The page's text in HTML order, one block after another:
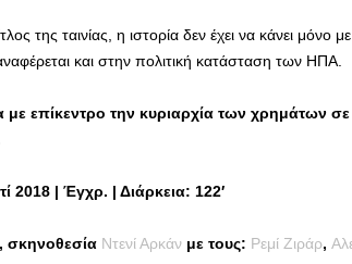
της ταινίας, η ιστορία δεν έχει να κάνει μόνο
και στην πολιτική κατάσταση των ΗΠΑ.
με επίκεντρο την κυριαρχία των χρημάτων
2018 | Έγχρ. | Διάρκεια: 122′
σκηνοθεσία Ντενί Αρκάν με τους: Ρεμί Ζιράρ,